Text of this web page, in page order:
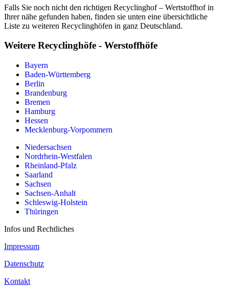
Falls Sie noch nicht den richtigen Recyclinghof – Wertstoffhof in
Ihrer nähe gefunden haben, finden sie unten eine übersichtliche
Liste zu weiteren Recyclinghöfen in ganz Deutschland.
Weitere Recyclinghöfe - Werstoffhöfe
Bayern
Baden-Württemberg
Berlin
Brandenburg
Bremen
Hamburg
Hessen
Mecklenburg-Vorpommern
Niedersachsen
Nordrhein-Westfalen
Rheinland-Pfalz
Saarland
Sachsen
Sachsen-Anhalt
Schleswig-Holstein
Thüringen
Infos und Rechtliches
Impressum
Datenschutz
Kontakt